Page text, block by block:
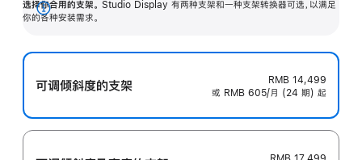
选择你合用的支架。 Studio Display 有两种支架和一种支架转换器可选，以满足
你的各种安装需求。
展
可调倾斜度的支架
RMB 14,499
或 RMB 605/月 (24 期) 起